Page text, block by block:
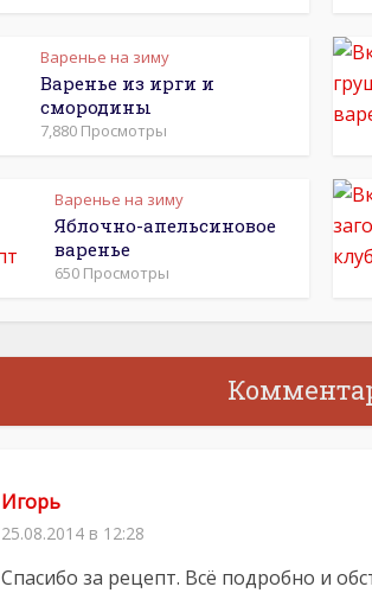
Варенье на зиму
Варенье из ирги и
смородины
7,880 Просмотры
Варенье на зиму
Яблочно-апельсиновое
варенье
650 Просмотры
Игорь
25.08.2014 в 12:28
Спасибо за рецепт. Всё подробно и